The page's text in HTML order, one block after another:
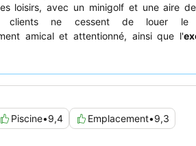
loisirs, avec un minigolf et une aire
clients ne cessent de louer le
amical et attentionné, ainsi que l'
sur la terrasse avec vue sur le lac.
Piscine•9,4 Emplacement•9,3